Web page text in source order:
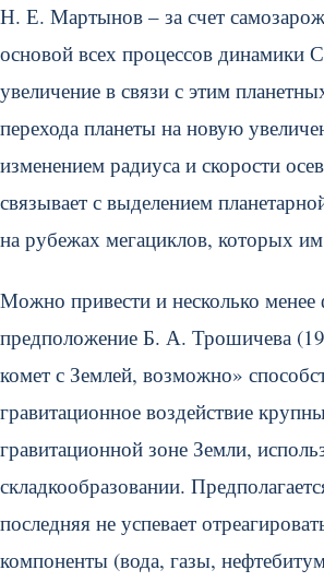
Н. Е. Мартынов – за счет
основой всех процессов динамики
увеличение в связи с этим
перехода планеты на новую
изменением радиуса и скорости
связывает с выделением
на рубежах мегациклов, которых
Можно привести и несколько менее
предположение Б. А. Трошичева
комет с Землей, возможно»
гравитационное воздействие
гравитационной зоне Земли,
складкообразовании.
последняя не успевает
компоненты (вода, газы,